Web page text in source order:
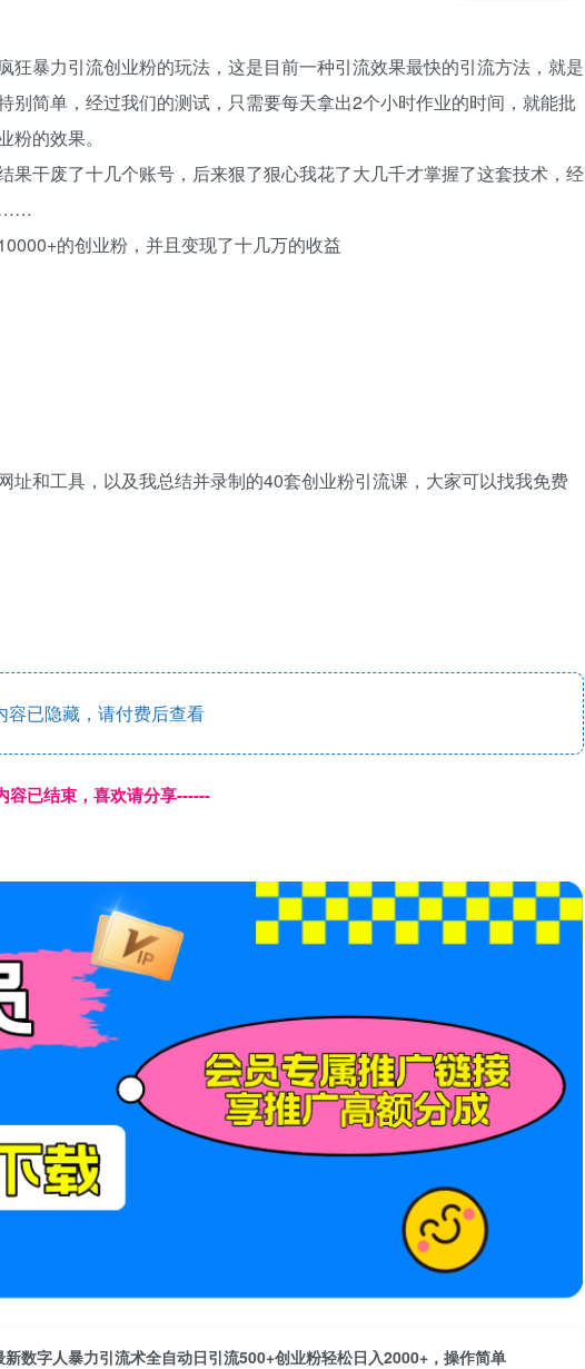
暴力引流创业粉的玩法，这是目前一种引流效果最快的引流方法，就是
简单，经过我们的测试，只需要每天拿出2个小时作业的时间，就能批
的效果。
干废了十几个账号，后来狠了狠心我花了大几千才掌握了这套技术，经
……
的创业粉，并且变现了十几万的收益
和工具，以及我总结并录制的40套创业粉引流课，大家可以找我免费
已隐藏，请付费后查看
容已结束，喜欢请分享------
新数字人暴力引流术全自动日引流500+创业粉轻松日入2000+，操作简单